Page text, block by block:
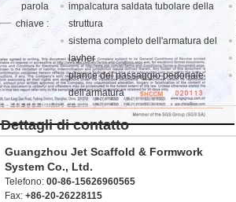
parola
chiave :
impalcatura saldata tubolare della
struttura
sistema completo dell'armatura del
layher
plance del passaggio pedonale
dell'armatura
Dettagli di contatto
Guangzhou Jet Scaffold & Formwork
System Co., Ltd.
Telefono: 00-86-15626960565
Fax: +86-20-26228115